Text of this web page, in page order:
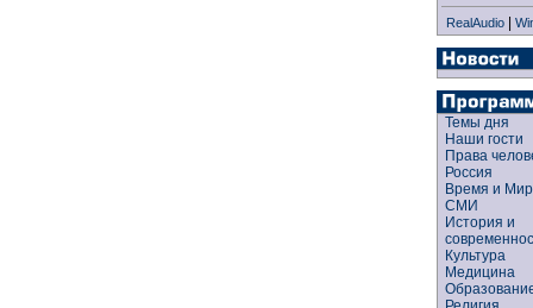
RealAudio|
Темы дня
Наши гости
Права
Россия
Время и
СМИ
История и
Культура
Медицина